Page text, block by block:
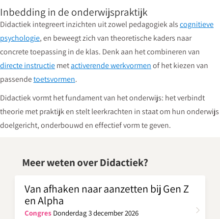
Inbedding in de onderwijspraktijk
Didactiek integreert inzichten uit zowel pedagogiek alscognitieve
psychologie, en beweegt zich van theoretische kaders naar
concrete toepassing in de klas. Denk aan het combineren van
directe instructiemetactiverende werkvormenof het kiezen van
passendetoetsvormen.
Didactiek vormt het fundament van het onderwijs: het verbindt
theorie met praktijk en stelt leerkrachten in staat om hun onderwijs
doelgericht, onderbouwd en effectief vorm te geven.
Meer weten over Didactiek?
Van afhaken naar aanzetten bij Gen Z
en Alpha
Congres Donderdag 3 december 2026